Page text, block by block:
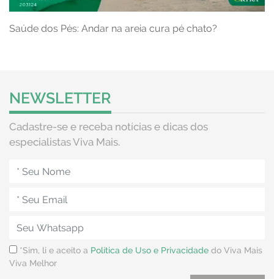
Saúde dos Pés: Andar na areia cura pé chato?
NEWSLETTER
Cadastre-se e receba notícias e dicas dos
especialistas Viva Mais.
*Sim, li e aceito a Política de Uso e Privacidade do Viva Mais
Viva Melhor